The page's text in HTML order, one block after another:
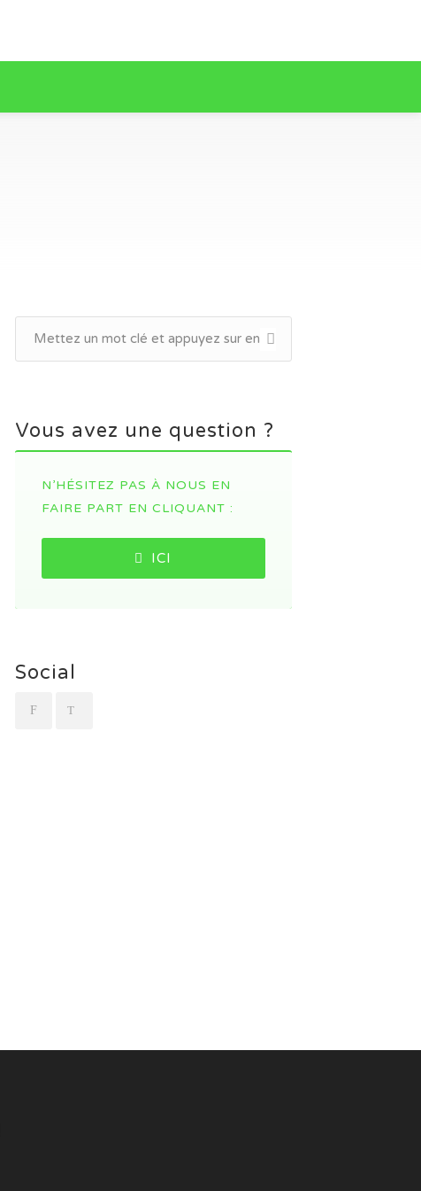
Vous avez une question ?
N’HÉSITEZ PAS À NOUS EN
FAIRE PART EN CLIQUANT :
ICI
Social